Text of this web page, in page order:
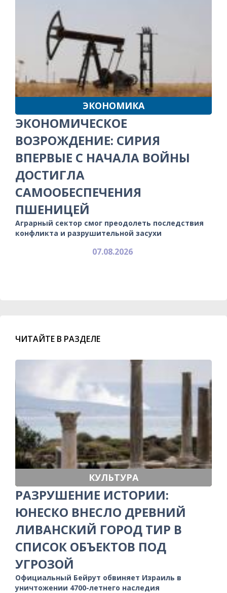
ЭКОНОМИКА
ЭКОНОМИЧЕСКОЕ
ВОЗРОЖДЕНИЕ: СИРИЯ
ВПЕРВЫЕ С НАЧАЛА ВОЙНЫ
ДОСТИГЛА
САМООБЕСПЕЧЕНИЯ
ПШЕНИЦЕЙ
Аграрный сектор смог преодолеть последствия
конфликта и разрушительной засухи
07.08.2026
ЧИТАЙТЕ В РАЗДЕЛЕ
КУЛЬТУРА
РАЗРУШЕНИЕ ИСТОРИИ:
ЮНЕСКО ВНЕСЛО ДРЕВНИЙ
ЛИВАНСКИЙ ГОРОД ТИР В
СПИСОК ОБЪЕКТОВ ПОД
УГРОЗОЙ
Официальный Бейрут обвиняет Израиль в
уничтожении 4700-летнего наследия